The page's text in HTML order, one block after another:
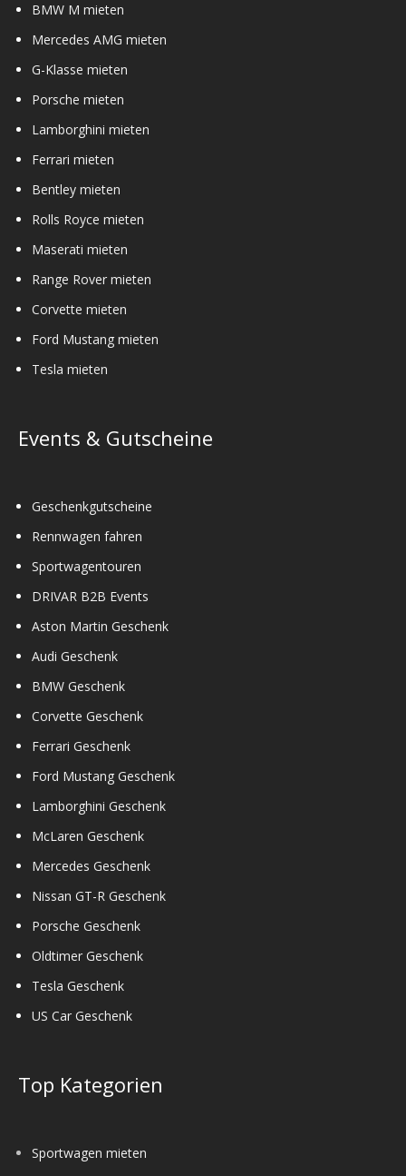
BMW M mieten
Mercedes AMG mieten
G-Klasse mieten
Porsche mieten
Lamborghini mieten
Ferrari mieten
Bentley mieten
Rolls Royce mieten
Maserati mieten
Range Rover mieten
Corvette mieten
Ford Mustang mieten
Tesla mieten
Events & Gutscheine
Geschenkgutscheine
Rennwagen fahren
Sportwagentouren
DRIVAR B2B Events
Aston Martin Geschenk
Audi Geschenk
BMW Geschenk
Corvette Geschenk
Ferrari Geschenk
Ford Mustang Geschenk
Lamborghini Geschenk
McLaren Geschenk
Mercedes Geschenk
Nissan GT-R Geschenk
Porsche Geschenk
Oldtimer Geschenk
Tesla Geschenk
US Car Geschenk
Top Kategorien
Sportwagen mieten